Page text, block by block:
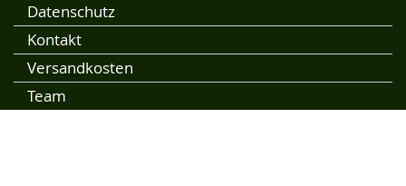
Datenschutz
Kontakt
Versandkosten
Team